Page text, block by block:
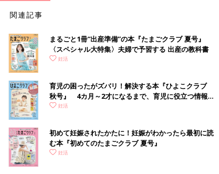
関連記事
まるごと1冊“出産準備”の本『たまごクラブ 夏号』
〈スペシャル大特集〉夫婦で予習する 出産の教科書
妊活
育児の困ったがズバリ！解決する本『ひよこクラブ
秋号』 4カ月～2才になるまで、育児に役立つ情報が
いっぱい！
妊活
初めて妊娠されたかたに！妊娠がわかったら最初に読
む本『初めてのたまごクラブ 夏号』
妊活